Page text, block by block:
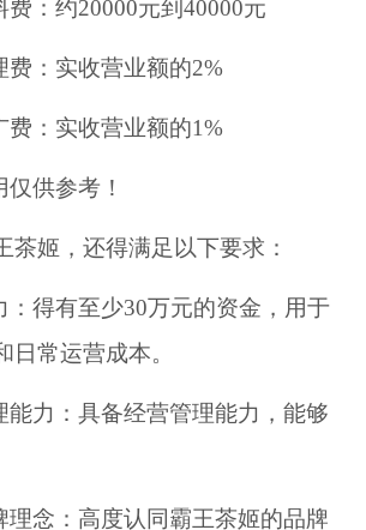
：约20000元到40000元
：实收营业额的2%
：实收营业额的1%
供参考！
姬，还得满足以下要求：
得有至少30万元的资金，用于
日常运营成本。
力：具备经营管理能力，能够
念：高度认同霸王茶姬的品牌